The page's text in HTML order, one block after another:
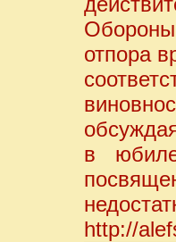
Обороны
отпора
в
http://